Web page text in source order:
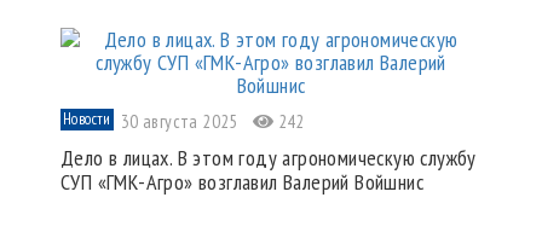
Новости 30 августа 2025 242
Дело в лицах. В этом году агрономическую службу
СУП «ГМК-Агро» возглавил Валерий Войшнис